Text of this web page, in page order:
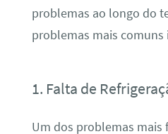
problemas ao longo do
problemas mais comuns
1. Falta de
Um dos problemas mais